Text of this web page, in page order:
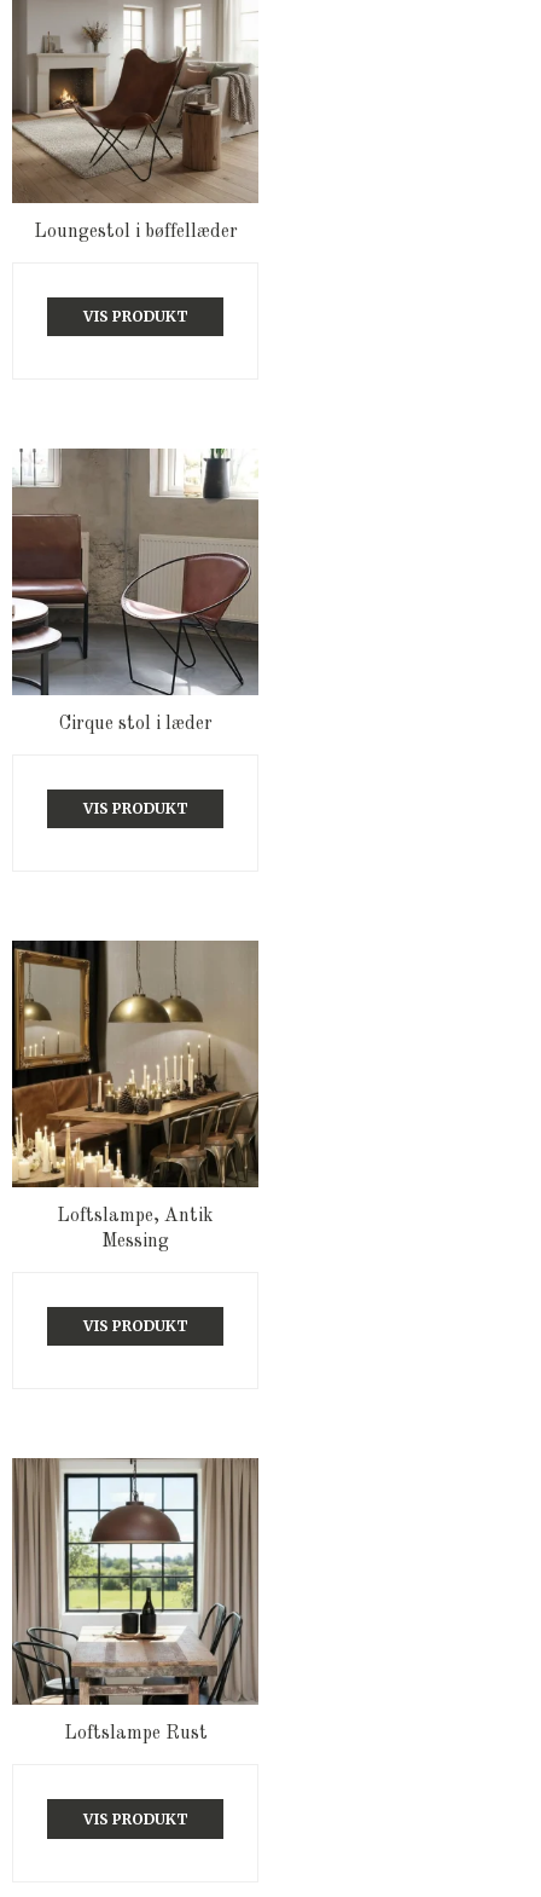
Loungestol i bøffellæder
VIS PRODUKT
Cirque stol i læder
VIS PRODUKT
Loftslampe, Antik
Messing
VIS PRODUKT
Loftslampe Rust
VIS PRODUKT